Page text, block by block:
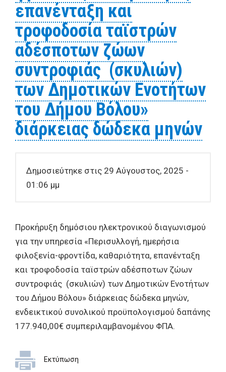
επανένταξη και
τροφοδοσία ταϊστρών
αδέσποτων ζώων
συντροφιάς (σκυλιών)
των Δημοτικών Ενοτήτων
του Δήμου Βόλου»
διάρκειας δώδεκα μηνών
Δημοσιεύτηκε στις 29 Αύγουστος, 2025 -
01:06 μμ
Προκήρυξη δημόσιου ηλεκτρονικού διαγωνισμού
για την υπηρεσία «Περισυλλογή, ημερήσια
φιλοξενία-φροντίδα, καθαριότητα, επανένταξη
και τροφοδοσία ταϊστρών αδέσποτων ζώων
συντροφιάς (σκυλιών) των Δημοτικών Ενοτήτων
του Δήμου Βόλου» διάρκειας δώδεκα μηνών,
ενδεικτικού συνολικού προϋπολογισμού δαπάνης
177.940,00€ συμπεριλαμβανομένου ΦΠΑ.
Εκτύπωση